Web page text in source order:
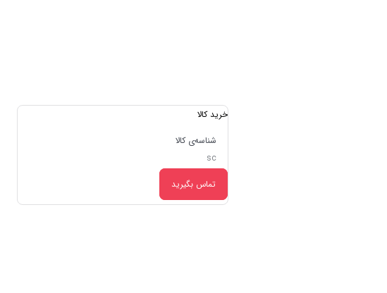
خرید کالا
شناسه‌ی کالا
sc
تماس بگیرید